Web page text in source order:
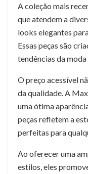
A coleção mais
que atendem a
looks elegantes
Essas peças são
tendências da moda
O preço acessível
da qualidade. A
uma ótima
peças refletem a
perfeitas para
Ao oferecer uma
estilos, eles